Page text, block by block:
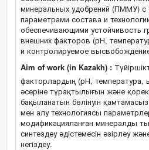
минеральных удобрений (ПММУ) с
параметрами состава и
обеспечивающими устойчивость
внешних факторов (рН,
и контролируемое
Aim of work (in Kazakh) :
факторлардың (рН, температура,
әсеріне тұрақтылығын және
бақыланатын бөлінуін
мен алу технологиясы
модификацияланған минералды
синтездеу әдістемесін әзірлеу
негіздеу.